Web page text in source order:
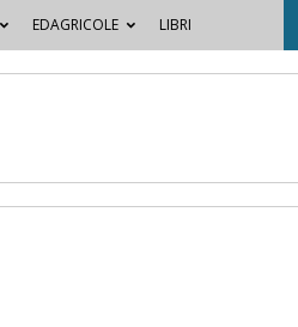
EDAGRICOLE LIBRI